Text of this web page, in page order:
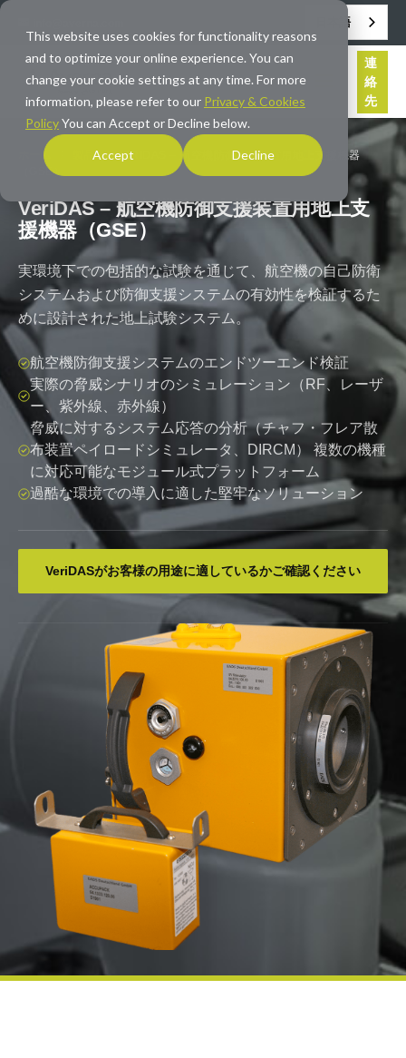
This website uses cookies for functionality reasons
and to optimize your online experience. You can
change your cookie settings at any time. For more
information, please refer to our Privacy & Cookies
PolicyYou can Accept or Decline below.
Accept Decline
日本語
連
絡
先
ホーム 製品 /
VERIDAS – 航空機防御支援装置用地上支援機器
（GSE）
VeriDAS – 航空機防御支援装置用地上支
援機器（GSE）
実環境下での包括的な試験を通じて、航空機の自己防衛
システムおよび防御支援システムの有効性を検証するた
めに設計された地上試験システム。
航空機防御支援システムのエンドツーエンド検証
実際の脅威シナリオのシミュレーション（RF、レーザ
ー、紫外線、赤外線）
脅威に対するシステム応答の分析（チャフ・フレア散
布装置ペイロードシミュレータ、DIRCM） 複数の機種
に対応可能なモジュール式プラットフォーム
過酷な環境での導入に適した堅牢なソリューション
VeriDASがお客様の用途に適しているかご確認ください